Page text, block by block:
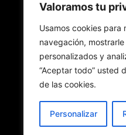
Valoramos tu
Usamos cookies para
navegación,
personalizados y
“Aceptar todo” usted
de las cookies.
Personalizar
Una
- Colectivos